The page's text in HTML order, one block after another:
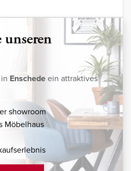
unseren
Enschedeein attraktives
showroom
Möbelhaus